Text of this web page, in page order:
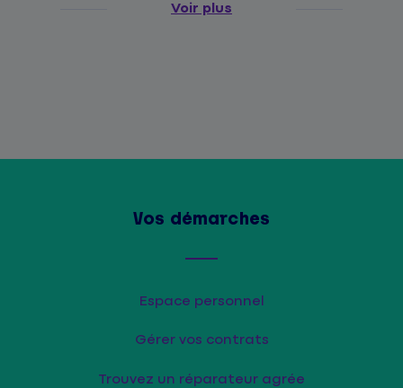
Voir plus
Vos démarches
Espace personnel
Gérer vos contrats
Trouvez un réparateur agrée